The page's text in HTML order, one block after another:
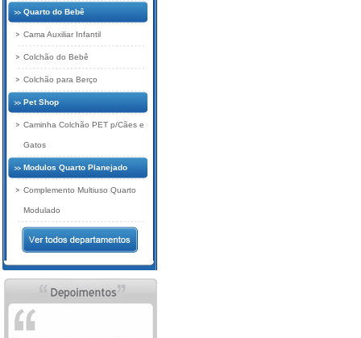
Quarto do Bebê
Cama Auxiliar Infantil
Colchão do Bebê
Colchão para Berço
Pet Shop
Caminha Colchão PET p/Cães e
Gatos
Modulos Quarto Planejado
Complemento Multiuso Quarto
Modulado